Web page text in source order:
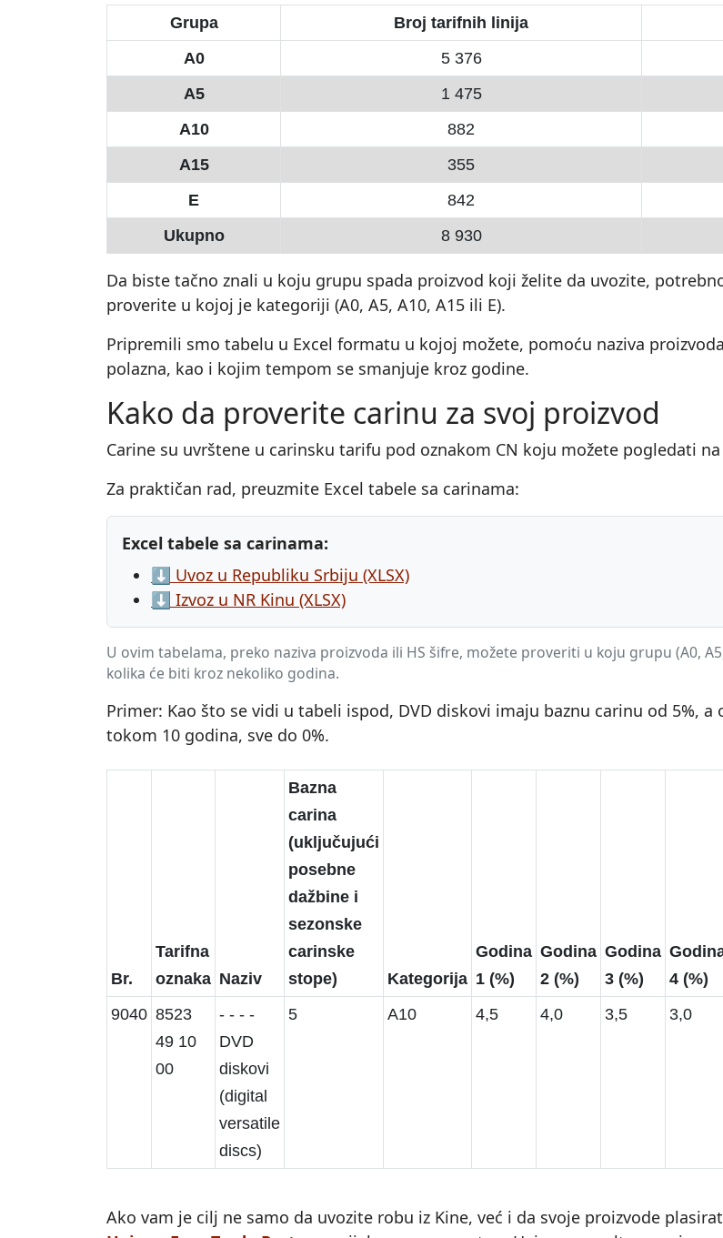
Grupa Broj tarifnih linija
A0
5 376
A5
1 475
A10
882
A15
355
E
842
Ukupno
8 930
Da biste tačno znali u koju grupu spada proizvod koji želite da uvozite,
proverite u kojoj je kategoriji (A0, A5, A10, A15 ili E).
Pripremili smo tabelu u Excel formatu u kojoj možete, pomoću naziva
polazna, kao i kojim tempom se smanjuje kroz godine.
Kako da proverite carinu za svoj proizvod
Carine su uvrštene u carinsku tarifu pod oznakom CN koju možete pogledati
Za praktičan rad, preuzmite Excel tabele sa carinama:
Excel tabele sa carinama:
⬇️ Uvoz u Republiku Srbiju (XLSX)
⬇️ Izvoz u NR Kinu (XLSX)
U ovim tabelama, preko naziva proizvoda ili HS šifre, možete proveriti u koju grupu (A0,
kolika će biti kroz nekoliko godina.
Primer: Kao što se vidi u tabeli ispod, DVD diskovi imaju baznu carinu od 5%,
tokom 10 godina, sve do 0%.
Br.
Tarifna
oznaka Naziv
Bazna
carina
(uključujući
posebne
dažbine i
sezonske
carinske
stope)
Kategorija
Godina
1 (%)
Godina
2 (%)
Godina
3 (%)
4 (%)
9040 8523
49 10
00
- - - -
DVD
diskovi
(digital
versatile
discs)
5 A10 4,5 4,0 3,5 3,0
Ako vam je cilj ne samo da uvozite robu iz Kine, već i da svoje proizvode